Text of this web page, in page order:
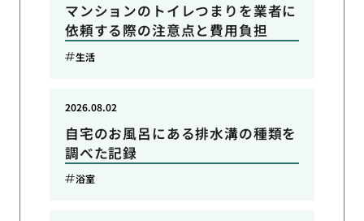
マンションのトイレつまりを業者に
依頼する際の注意点と費用負担
生活
自宅のお風呂にある排水溝の種類を
調べた記録
2026.08.02
浴室